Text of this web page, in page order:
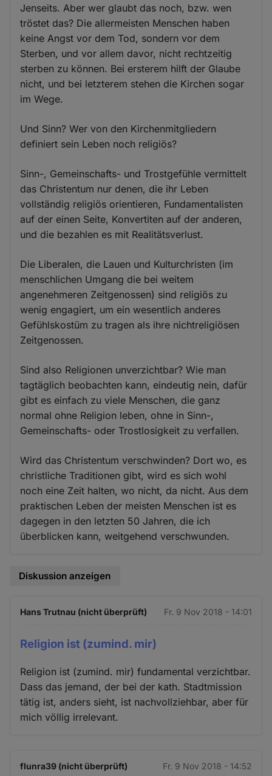
Jenseits. Aber wer glaubt das noch, bzw. wen
tröstet das? Die allermeisten Menschen haben
keine Angst vor dem Tod, sondern vor dem
Sterben, und vor allem davor, nicht rechtzeitig
sterben zu können. Bei ersterem hilft der Glaube
nicht, und bei letzterem stehen die Kirchen sogar
im Wege.
Und Sinn? Wer von den Kirchenmitgliedern
definiert sein Leben noch religiös?
Sinn-, Gemeinschafts- und Trostgefühle vermittelt
das Christentum nur denen, die ihr Leben
vollständig religiös orientieren, Fundamentalisten
auf der einen Seite, Konvertiten auf der anderen,
und die bezahlen es mit Realitätsverlust.
Die Liberalen, die Lauen und Kulturchristen (im
menschlichen Umgang die bei weitem
angenehmeren Zeitgenossen) sind religiös zu
wenig engagiert, um ein wesentlich anderes
Gefühlskostüm zu tragen als ihre nichtreligiösen
Zeitgenossen.
Sind also Religionen unverzichtbar? Wie man
tagtäglich beobachten kann, eindeutig nein, dafür
gibt es einfach zu viele Menschen, die ganz
normal ohne Religion leben, ohne in Sinn-,
Gemeinschafts- oder Trostlosigkeit zu verfallen.
Wird das Christentum verschwinden? Dort wo, es
christliche Traditionen gibt, wird es sich wohl
noch eine Zeit halten, wo nicht, da nicht. Aus dem
praktischen Leben der meisten Menschen ist es
dagegen in den letzten 50 Jahren, die ich
überblicken kann, weitgehend verschwunden.
Diskussion anzeigen
Hans Trutnau (nicht überprüft) Fr. 9 Nov 2018 - 14:01
Religion ist (zumind. mir)
Religion ist (zumind. mir) fundamental verzichtbar.
Dass das jemand, der bei der kath. Stadtmission
tätig ist, anders sieht, ist nachvollziehbar, aber für
mich völlig irrelevant.
flunra39 (nicht überprüft) Fr. 9 Nov 2018 - 14:52